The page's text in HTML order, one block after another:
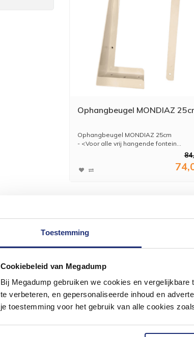
Toestemming
Cookiebeleid van Megadump
Bij Megadump gebruiken we cookies en
te verbeteren, en gepersonaliseerde inhoud en
je toestemming voor het gebruik van alle cookies
Ophangbeugel MONDIAZ
Ophangbeugel MONDIAZ 25cm
- <Voor alle vrij hangende fontein...